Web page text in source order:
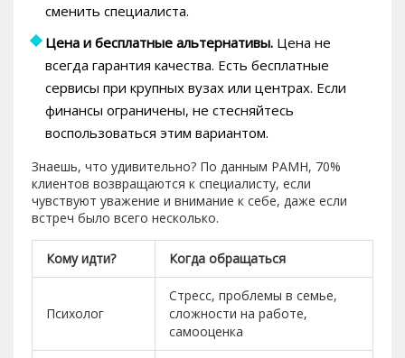
сменить специалиста.
Цена и бесплатные альтернативы. Цена не
всегда гарантия качества. Есть бесплатные
сервисы при крупных вузах или центрах. Если
финансы ограничены, не стесняйтесь
воспользоваться этим вариантом.
Знаешь, что удивительно? По данным РАМН, 70%
клиентов возвращаются к специалисту, если
чувствуют уважение и внимание к себе, даже если
встреч было всего несколько.
Кому идти? Когда обращаться
Психолог
Стресс, проблемы в семье,
сложности на работе,
самооценка